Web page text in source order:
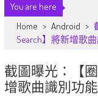
You are here
Home > Android >
Search】將新增歌
截圖曝光：【圈
增歌曲識別功